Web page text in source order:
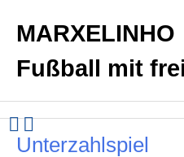
MARXELINHO
Fußball mit
Unterzahlspiel